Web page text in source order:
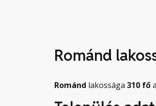
Románd
Románd lakossága 310 fő